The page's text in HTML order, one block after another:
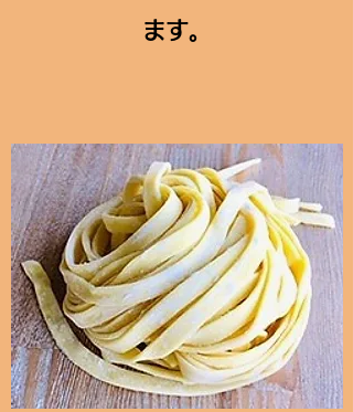
ます。